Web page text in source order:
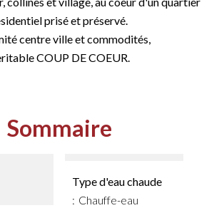
prisé et préservé.
centre ville et commodités,
COUP DE COEUR.
Sommaire
Type d'eau chaude
Chauffe-eau